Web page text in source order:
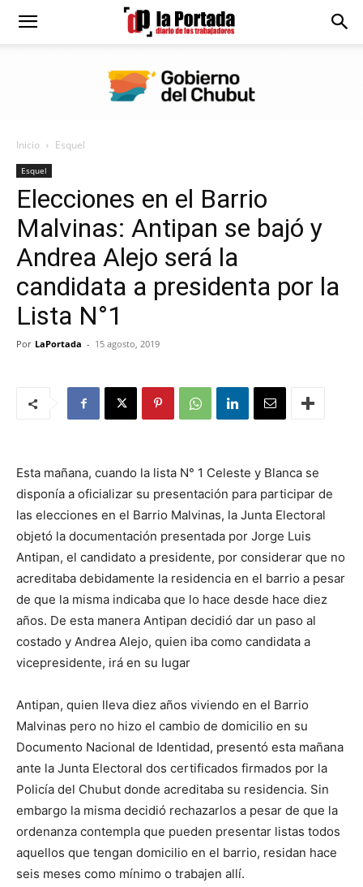
Diario
Portada
Inicio Esquel
Esquel
Elecciones en el Barrio
Malvinas: Antipan se bajó y
Andrea Alejo será la
candidata a presidenta por la
Lista N°1
Por LaPortada - 15 agosto, 2019
Esta mañana, cuando la lista N° 1 Celeste y Blanca se
disponía a oficializar su presentación para participar de
las elecciones en el Barrio Malvinas, la Junta Electoral
objetó la documentación presentada por Jorge Luis
Antipan, el candidato a presidente, por considerar que no
acreditaba debidamente la residencia en el barrio a pesar
de que la misma indicaba que lo hace desde hace diez
años. De esta manera Antipan decidió dar un paso al
costado y Andrea Alejo, quien iba como candidata a
vicepresidente, irá en su lugar
Antipan, quien lleva diez años viviendo en el Barrio
Malvinas pero no hizo el cambio de domicilio en su
Documento Nacional de Identidad, presentó esta mañana
ante la Junta Electoral dos certificados firmados por la
Policía del Chubut donde acreditaba su residencia. Sin
embargo la misma decidió rechazarlos a pesar de que la
ordenanza contempla que pueden presentar listas todos
aquellos que tengan domicilio en el barrio, residan hace
seis meses como mínimo o trabajen allí.